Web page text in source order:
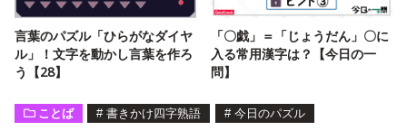
言葉のパズル「ひらがなダイヤ
ル」！文字を動かし言葉を作ろ
う【28】
「〇戯」＝「じょうだん」〇に
入る常用漢字は？【今日の一
問】
ことば # 書きかけ四字熟語 # 今日のパズル